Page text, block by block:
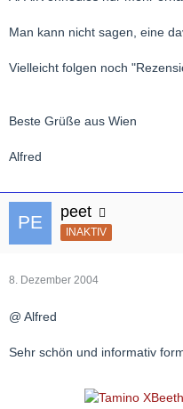
Man kann nicht sagen, eine
Vielleicht folgen noch
Beste Grüße aus Wien
Alfred
peet
INAKTIV
8. Dezember 2004
@ Alfred
Sehr schön und informativ